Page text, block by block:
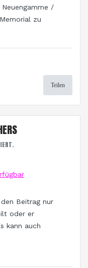
/
zu
Teilen
Beitrag nur
oder er
kann auch